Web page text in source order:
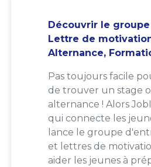
Découvrir le groupe
Lettre de
Alternance,
Pas toujours facile
de trouver un stage
alternance ! Alors
qui connecte les
lance le groupe
et lettres de
aider les jeunes à